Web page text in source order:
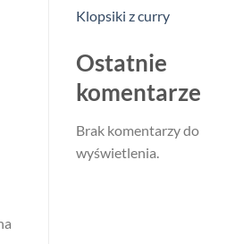
Klopsiki z curry
Ostatnie
komentarze
Brak komentarzy do
wyświetlenia.